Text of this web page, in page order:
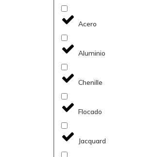
Acero
Aluminio
Chenille
Flocado
Jacquard